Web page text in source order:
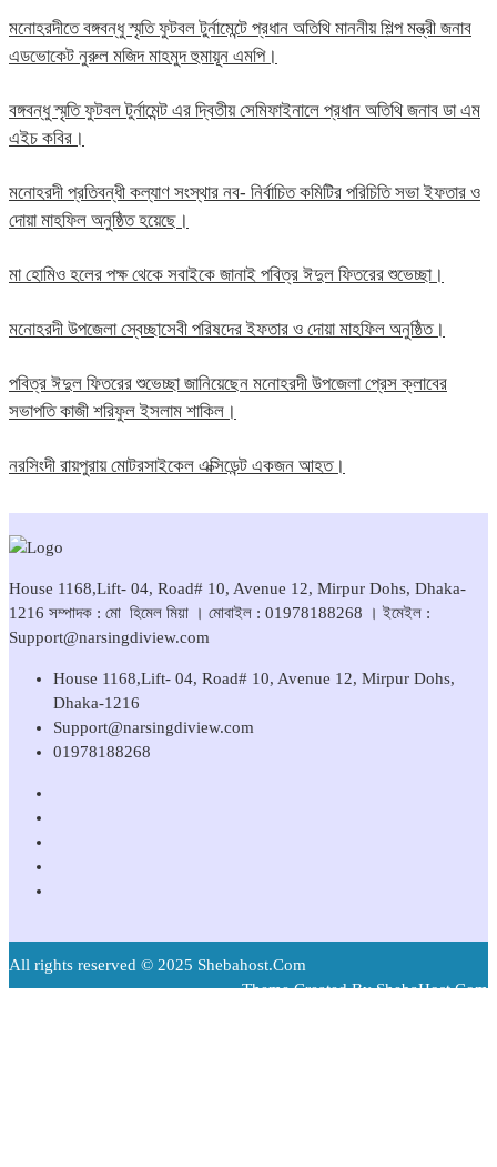
মনোহরদীতে বঙ্গবন্ধু স্মৃতি ফুটবল টুর্নামেন্টে প্রধান অতিথি মাননীয় শিল্প মন্ত্রী জনাব
এডভোকেট নুরুল মজিদ মাহমুদ হুমায়ূন এমপি।
বঙ্গবন্ধু স্মৃতি ফুটবল টুর্নামেন্ট এর দ্বিতীয় সেমিফাইনালে প্রধান অতিথি জনাব ডা এম
এইচ কবির।
মনোহরদী প্রতিবন্ধী কল্যাণ সংস্থার নব- নির্বাচিত কমিটির পরিচিতি সভা ইফতার ও
দোয়া মাহফিল অনুষ্ঠিত হয়েছে।
মা হোমিও হলের পক্ষ থেকে সবাইকে জানাই পবিত্র ঈদুল ফিতরের শুভেচ্ছা।
মনোহরদী উপজেলা স্বেচ্ছাসেবী পরিষদের ইফতার ও দোয়া মাহফিল অনুষ্ঠিত।
পবিত্র ঈদুল ফিতরের শুভেচ্ছা জানিয়েছেন মনোহরদী উপজেলা প্রেস ক্লাবের
সভাপতি কাজী শরিফুল ইসলাম শাকিল।
নরসিংদী রায়পুরায় মোটরসাইকেল এক্সিডেন্ট একজন আহত।
House 1168,Lift- 04, Road# 10, Avenue 12, Mirpur Dohs, Dhaka-
1216 সম্পাদক : মো হিমেল মিয়া । মোবাইল : 01978188268 । ইমেইল :
Support@narsingdiview.com
House 1168,Lift- 04, Road# 10, Avenue 12, Mirpur Dohs,
Dhaka-1216
Support@narsingdiview.com
01978188268
All rights reserved © 2025 Shebahost.Com
Theme Created By ShebaHost.Com